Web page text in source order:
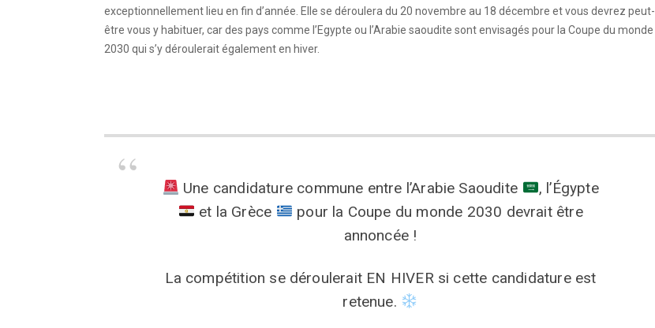
exceptionnellement lieu en fin d’année. Elle se déroulera du 20 novembre au 18 décembre et vous devrez peut-
être vous y habituer, car des pays comme l’Egypte ou l’Arabie saoudite sont envisagés pour la Coupe du monde
2030 qui s’y déroulerait également en hiver.
Une candidature commune entre l’Arabie Saoudite
, l’Égypte
et la Grèce
pour la Coupe du monde 2030 devrait être
annoncée !
La compétition se déroulerait EN HIVER si cette candidature est
retenue.